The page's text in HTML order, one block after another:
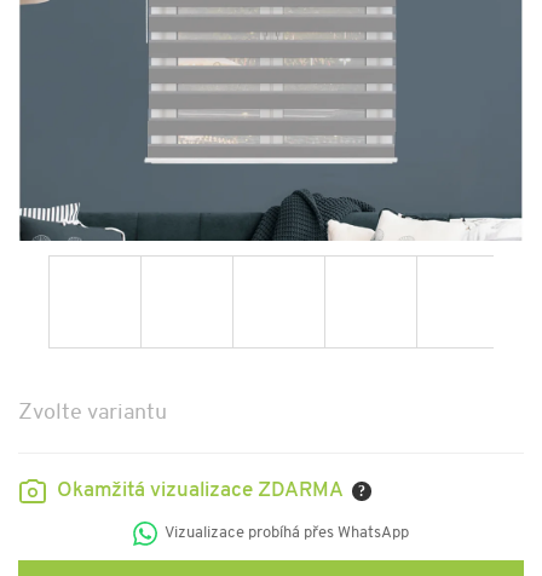
Zvolte variantu
Okamžitá vizualizace ZDARMA ?
Vizualizace probíhá přes WhatsApp